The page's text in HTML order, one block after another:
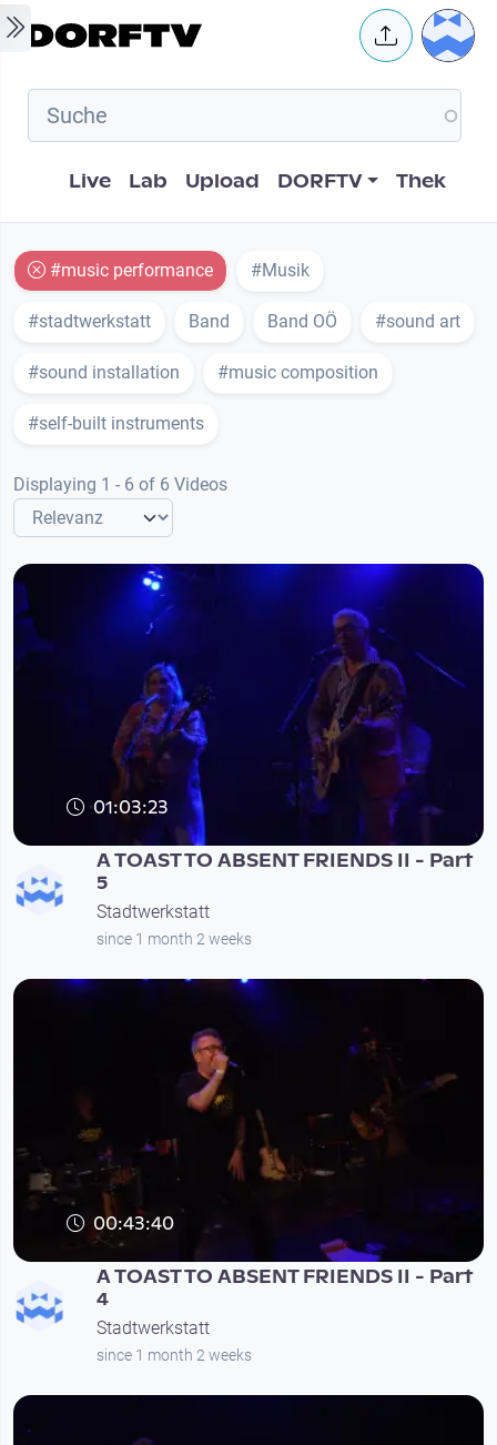
Skip to main content User
Hauptnavigation
Live Lab Upload DORFTV Thek
#music performance #Musik
#stadtwerkstatt Band Band OÖ #sound art
#sound installation #music composition
#self-built instruments
Displaying 1 - 6 of 6 Videos
01:03:23
A TOAST TO ABSENT FRIENDS II - Part
5
Stadtwerkstatt
since 1 month 2 weeks
00:43:40
A TOAST TO ABSENT FRIENDS II - Part
4
Stadtwerkstatt
since 1 month 2 weeks